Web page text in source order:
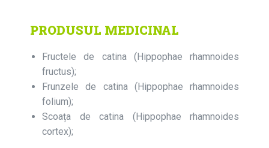
PRODUSUL MEDICINAL
Fructele de catina (Hippophae rhamnoides
fructus);
Frunzele de catina (Hippophae rhamnoides
folium);
Scoața de catina (Hippophae rhamnoides
cortex);